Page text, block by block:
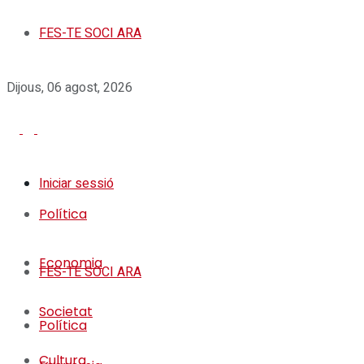
FES-TE SOCI ARA
Dijous, 06 agost, 2026
Iniciar sessió
Política
Economia
Societat
FES-TE SOCI ARA
Política